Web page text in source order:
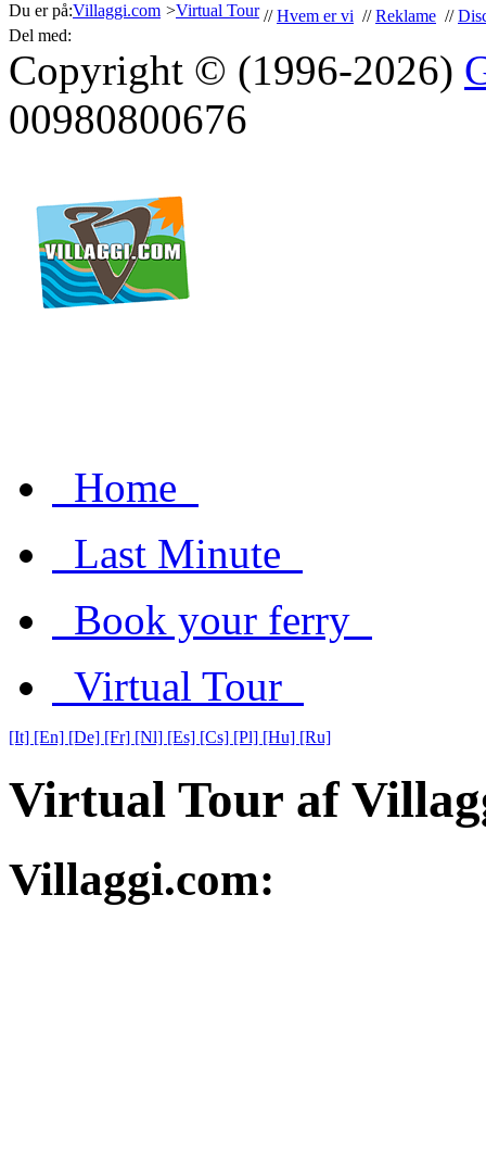
Du er på:Villaggi.com >Virtual Tour//Hvem er vi //Reklame //
Del med:
Copyright © (1996-2026)
00980800676
Home
Last Minute
Book your ferry
Virtual Tour
[It] [En] [De] [Fr] [Nl] [Es] [Cs] [Pl] [Hu] [Ru]
Virtual Tour af
Villaggi.com: